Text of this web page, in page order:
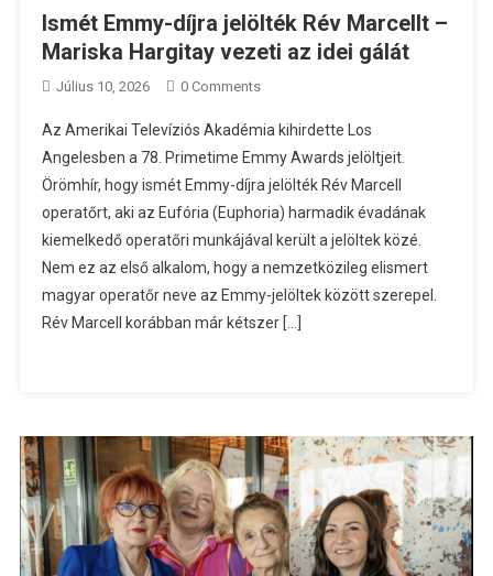
Ismét Emmy-díjra jelölték Rév Marcellt –
Mariska Hargitay vezeti az idei gálát
Július 10, 2026 0 Comments
Az Amerikai Televíziós Akadémia kihirdette Los
Angelesben a 78. Primetime Emmy Awards jelöltjeit.
Örömhír, hogy ismét Emmy-díjra jelölték Rév Marcell
operatőrt, aki az Eufória (Euphoria) harmadik évadának
kiemelkedő operatőri munkájával került a jelöltek közé.
Nem ez az első alkalom, hogy a nemzetközileg elismert
magyar operatőr neve az Emmy-jelöltek között szerepel.
Rév Marcell korábban már kétszer […]